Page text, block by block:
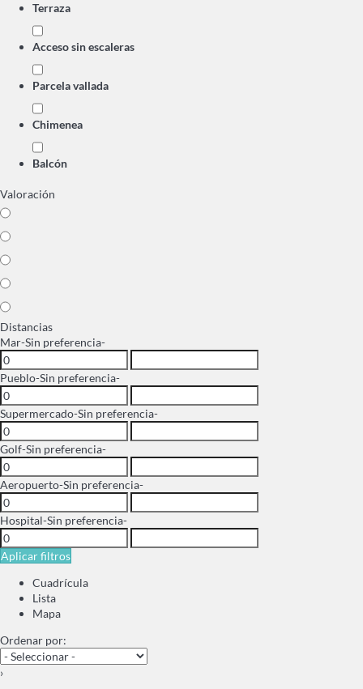
Terraza
Acceso sin escaleras
Parcela vallada
Chimenea
Balcón
Valoración
Distancias
Mar-Sin preferencia-
Pueblo-Sin preferencia-
Supermercado-Sin preferencia-
Golf-Sin preferencia-
Aeropuerto-Sin preferencia-
Hospital-Sin preferencia-
Aplicar filtros
Cuadrícula
Lista
Mapa
Ordenar por:
›